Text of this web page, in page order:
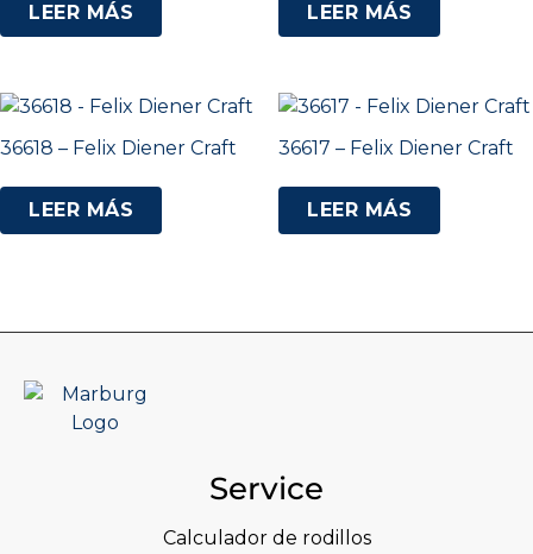
LEER MÁS LEER MÁS
36618 – Felix Diener Craft
LEER MÁS
36617 – Felix Diener Craft
LEER MÁS
Service
Calculador de rodillos